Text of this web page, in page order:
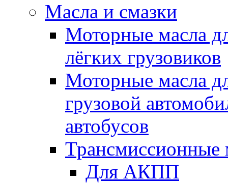
Масла и смазки
Моторные масла
лёгких грузовиков
Моторные масла
грузовой
автобусов
Трансмиссионные
Для АКПП